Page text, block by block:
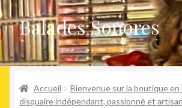
Aller
à
la
navigation
Aller
au
contenu
Balades Sonores
Boutique
Nouveaux arrivages
Accueil
Bienvenue sur la boutique en
disquaire indépendant, passionné et